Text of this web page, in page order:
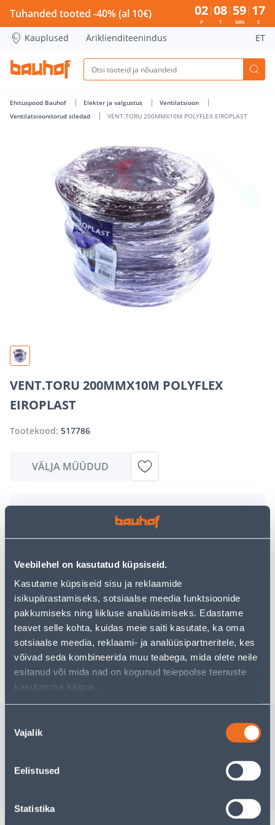
Veebilehel on kasutatud küpsiseid.
Kasutame küpsiseid sisu ja reklaamide
isikupärastamiseks, sotsiaalse meedia funktsioonide
pakkumiseks ning liikluse analüüsimiseks. Edastame
teavet selle kohta, kuidas meie saiti kasutate, ka oma
sotsiaalse meedia, reklaami- ja analüüsipartneritele, kes
võivad seda kombineerida muu teabega, mida olete neile
esitanud või mida nad on kogunud teiepoolse teenuste
kasutamise käigus.
valik
Vajalik
Eelistused
Statistika
VENT.TORU 200MMX10M POLYFLEX EIROPLAST - Bauhof
Tuhanded tooted -40% (al 10€) 02
P
08
T
59
MIN
16
S
Kauplused Äriklienditeenindus ET
Ehituspood Bauhof Elekter ja valgustus
Ventilatsioon
Ventilatsioonitorud siledad
VENT.TORU 200MMX10M POLYFLEX EIROPLAST
VENT.TORU 200MMX10M POLYFLEX
EIROPLAST
Tootekood: 517786
VÄLJA MÜÜDUD
hetkel suure nõudluse tõttu ajutiselt otsas. Siiski
pakume suurepäraseid alternatiive samast
pakkuda!
Teie ostlemisrõõm ei pea aga siin lõppema - oma
uurimistööd saate jätkata, naastesavalehele
kasutades meie võimsat otsingufunktsiooni, et leida
veelgi meelepärasemad valikuid. Head ostlemist!
Tarne pole võimalik